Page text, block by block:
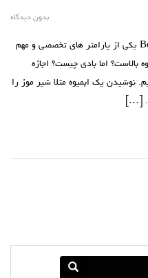
بدون دیدگاه
اصطلاحات قهوه – بادی قهوه بادی قهوه Body یکی از پارامتر های تخصصی و مهم
بالاست؟ اما بادی چیست؟ اجازه
نوشیدن یک ابمیوه مثلا شیر موز را
[…]